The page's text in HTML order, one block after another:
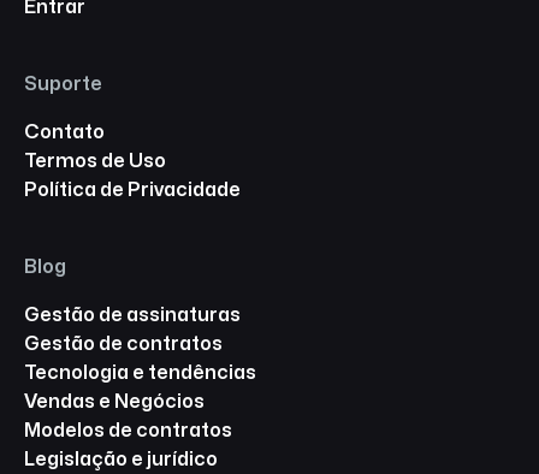
Entrar
Suporte
Contato
Termos de Uso
Política de Privacidade
Blog
Gestão de assinaturas
Gestão de contratos
Tecnologia e tendências
Vendas e Negócios
Modelos de contratos
Legislação e jurídico